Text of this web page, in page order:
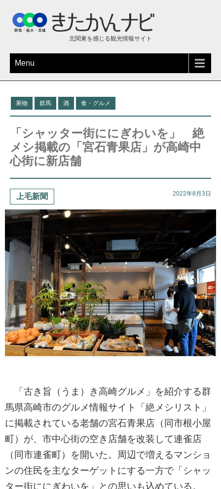
北関東を感じる観光情報サイト
Menu
果物 群馬 酒 食・グルメ
「シャッター街ににぎわいを」 絶
メシ掲載の「宮石青果店」が高崎中
心街に新店舗
上毛新聞 2022年8月3日
「古き旨（うま）き高崎グルメ」を紹介する群
馬県高崎市のグルメ情報サイト「絶メシリスト」
に掲載されている老舗の宮石青果店（同市根小屋
町）が、市中心街の空き店舗を改装して連雀店
（同市連雀町）を開いた。周辺で増えるマンショ
ンの住民を主なターゲットにする一方で「シャッ
ター街ににぎわいを」との思いも込めている。